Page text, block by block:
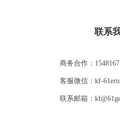
联系
商务合作：
客服微信：kf-
联系邮箱：